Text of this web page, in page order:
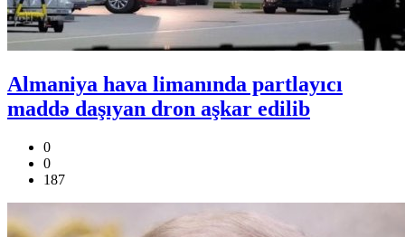
Almaniya hava limanında partlayıcı
maddə daşıyan dron aşkar edilib
0
0
187